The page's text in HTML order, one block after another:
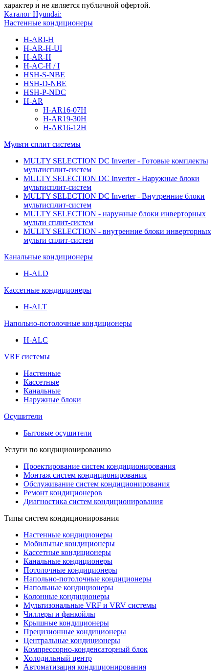
характер и не является публичной офертой.
Каталог Hyundai:
Настенные кондиционеры
H-ARI-H
H-AR-H-UI
H-AR-H
H-AC-H / I
HSH-S-NBE
HSH-D-NBE
HSH-P-NDC
H-AR
H-AR16-07H
H-AR19-30H
H-AR16-12H
Мульти сплит системы
MULTY SELECTION DC Inverter - Готовые комплекты
мультисплит-систем
MULTY SELECTION DC Inverter - Наружные блоки
мультисплит-систем
MULTY SELECTION DC Inverter - Внутренние блоки
мультисплит-систем
MULTY SELECTION - наружные блоки инверторных
мульти сплит-систем
MULTY SELECTION - внутренние блоки инверторных
мульти сплит-систем
Канальные кондиционеры
H-ALD
Кассетные кондиционеры
H-ALT
Напольно-потолочные кондиционеры
H-ALC
VRF системы
Настенные
Кассетные
Канальные
Наружные блоки
Осушители
Бытовые осушители
Услуги по кондиционированию
Проектирование систем кондиционирования
Монтаж систем кондиционирования
Обслуживание систем кондиционирования
Ремонт кондиционеров
Диагностика систем кондиционирования
Типы систем кондиционирования
Настенные кондиционеры
Мобильные кондиционеры
Кассетные кондиционеры
Канальные кондиционеры
Потолочные кондиционеры
Напольно-потолочные кондиционеры
Напольные кондиционеры
Колонные кондиционеры
Мультизональные VRF и VRV системы
Чиллеры и фанкойлы
Крышные кондиционеры
Прецизионные кондиционеры
Центральные кондиционеры
Компрессорно-конденсаторный блок
Холодильный центр
Автоматизация кондиционирования